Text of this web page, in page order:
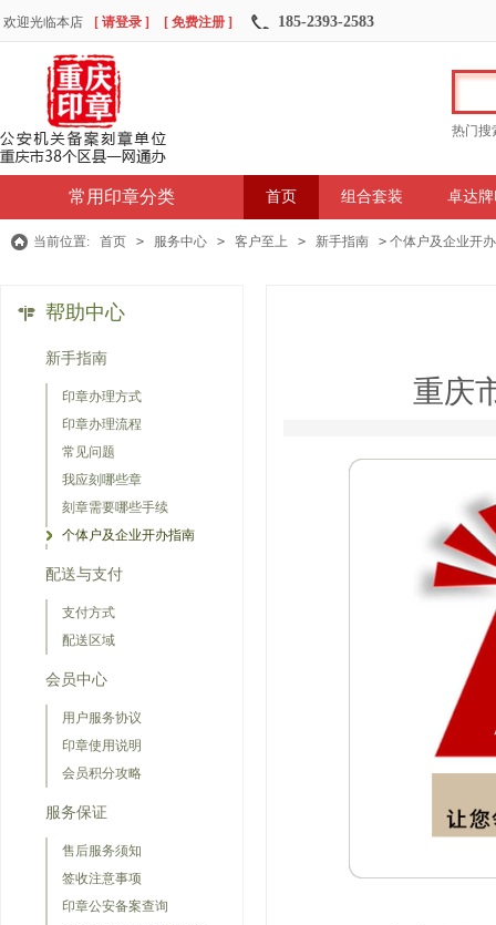
欢迎光临本店 [ 请登录 ] [ 免费注册 ] 185-2393-2583
热门搜
常用印章分类 首页 组合套装 卓达
当前位置: 首页 > 服务中心 > 客户至上 > 新手指南 > 个体户及企业开
帮助中心
新手指南
印章办理方式
印章办理流程
常见问题
我应刻哪些章
刻章需要哪些手续
个体户及企业开办指南
配送与支付
支付方式
配送区域
会员中心
用户服务协议
印章使用说明
会员积分攻略
服务保证
售后服务须知
签收注意事项
印章公安备案查询
重庆